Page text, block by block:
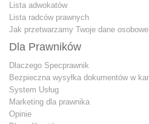
Lista adwokatów
Lista radców prawnych
Jak przetwarzamy Twoje dane osobowe
Dla Prawników
Dlaczego Specprawnik
Bezpieczna wysyłka dokumentów w
System Usług
Marketing dla prawnika
Opinie